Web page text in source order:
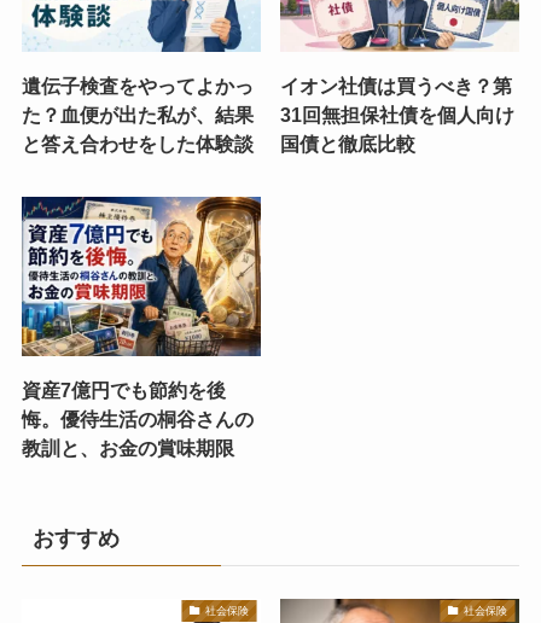
遺伝子検査をやってよかっ
た？血便が出た私が、結果
と答え合わせをした体験談
イオン社債は買うべき？第
31回無担保社債を個人向け
国債と徹底比較
資産7億円でも節約を後
悔。優待生活の桐谷さんの
教訓と、お金の賞味期限
おすすめ
社会保険 社会保険